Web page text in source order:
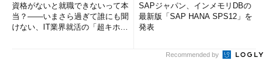
資格がないと就職できないって本
当？――いまさら過ぎて誰にも聞
けない、IT業界就活の「超キホ
SAPジャパン、インメモリDBの
最新版「SAP HANA SPS12」を
発表
Recommended by